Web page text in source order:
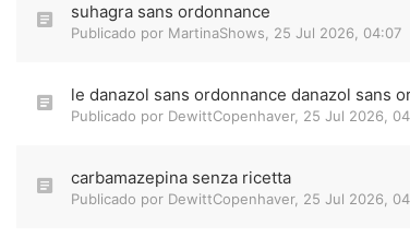
suhagra sans ordonnance
Publicado por MartinaShows 25 Jul 2026, 04:07
le danazol sans ordonnance danazol sans
Publicado por DewittCopenhaver, 25 Jul 2026,
carbamazepina senza ricetta
Publicado por DewittCopenhaver, 25 Jul 2026,